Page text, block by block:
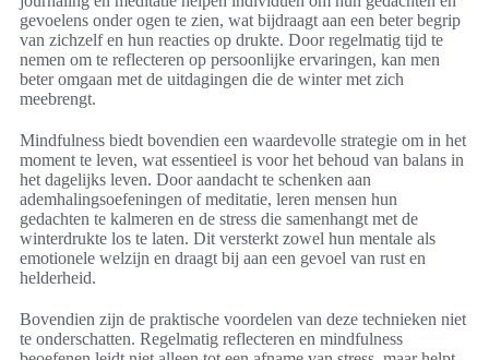
gevoelens onder ogen te zien, wat bijdraagt aan een beter begrip
van zichzelf en hun reacties op drukte. Door regelmatig tijd te
nemen om te reflecteren op persoonlijke ervaringen, kan men
beter omgaan met de uitdagingen die de winter met zich
meebrengt.
Mindfulness biedt bovendien een waardevolle strategie om in het
moment te leven, wat essentieel is voor het behoud van balans in
het dagelijks leven. Door aandacht te schenken aan
ademhalingsoefeningen of meditatie, leren mensen hun
gedachten te kalmeren en de stress die samenhangt met de
winterdrukte los te laten. Dit versterkt zowel hun mentale als
emotionele welzijn en draagt bij aan een gevoel van rust en
helderheid.
Bovendien zijn de praktische voordelen van deze technieken niet
te onderschatten. Regelmatig reflecteren en mindfulness